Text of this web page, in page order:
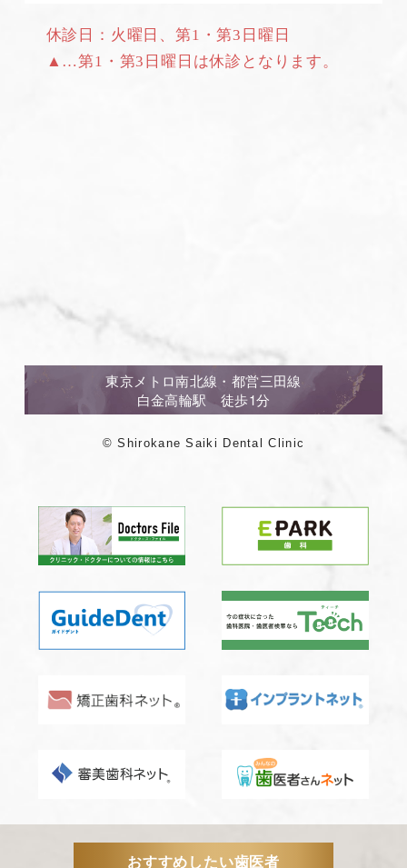
休診日：火曜日、第1・第3日曜日
▲…第1・第3日曜日は休診となります。
東京メトロ南北線・都営三田線
白金高輪駅 徒歩1分
© Shirokane Saiki Dental Clinic
おすすめしたい歯医者